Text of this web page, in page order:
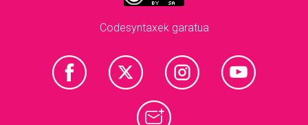
Codesyntaxek garatua